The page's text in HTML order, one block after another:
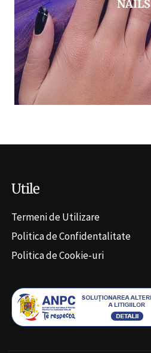
NAILS
Utile
Termeni de Utilizare
Politica de Confidentalitate
Politica de Cookie-uri